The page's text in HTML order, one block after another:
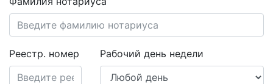
Реестр. номер Рабочий день недели